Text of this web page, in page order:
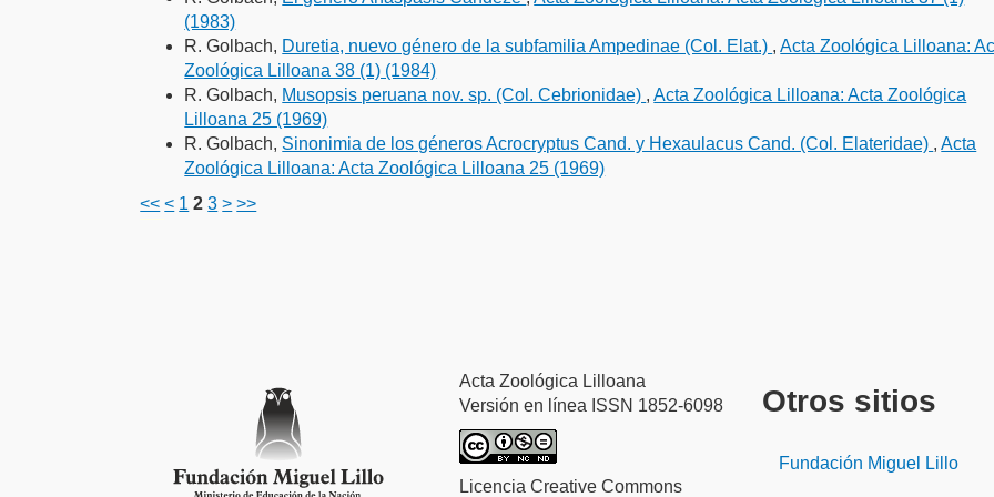
(1983)
R. Golbach, Duretia, nuevo género de la subfamilia Ampedinae (Col. Elat.) ,Acta Zoológica Lilloana:
Zoológica Lilloana 38 (1) (1984)
R. Golbach, Musopsis peruana nov. sp. (Col. Cebrionidae) ,Acta Zoológica Lilloana: Acta Zoológica
Lilloana 25 (1969)
R. Golbach, Sinonimia de los géneros Acrocryptus Cand. y Hexaulacus Cand. (Col. Elateridae) ,Acta
Zoológica Lilloana: Acta Zoológica Lilloana 25 (1969)
<< < 1 2 3 > >>
Acta Zoológica Lilloana
Versión en línea ISSN 1852-6098
Licencia Creative Commons
Otros sitios
Fundación Miguel Lillo